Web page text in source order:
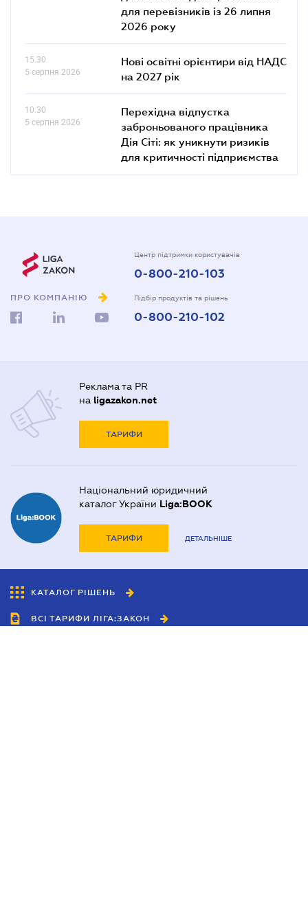
для перевізників із 26 липня
2026 року
15.30
5 серпня 2026
Нові освітні орієнтири від НАДС
на 2027 рік
10.30
5 серпня 2026
Перехідна відпустка
заброньованого працівника
Дія Сіті: як уникнути ризиків
для критичності підприємства
ПРО КОМПАНІЮ
Центр підтримки користувачів
0-800-210-103
Підбір продуктів та рішень
0-800-210-102
Реклама та PR
на ligazakon.net
ТАРИФИ
Національний юридичний
каталог України Liga:BOOK
ТАРИФИ ДЕТАЛЬНІШЕ
КАТАЛОГ РІШЕНЬ
ВСІ ТАРИФИ ЛІГА:ЗАКОН